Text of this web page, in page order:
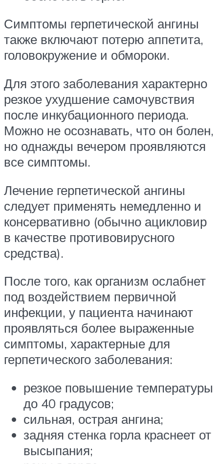
Симптомы герпетической ангины
также включают потерю аппетита,
головокружение и обмороки.
Для этого заболевания характерно
резкое ухудшение самочувствия
после инкубационного периода.
Можно не осознавать, что он болен,
но однажды вечером проявляются
все симптомы.
Лечение герпетической ангины
следует применять немедленно и
консервативно (обычно ацикловир
в качестве противовирусного
средства).
После того, как организм ослабнет
под воздействием первичной
инфекции, у пациента начинают
проявляться более выраженные
симптомы, характерные для
герпетического заболевания:
резкое повышение температуры
до 40 градусов;
сильная, острая ангина;
задняя стенка горла краснеет от
высыпания;